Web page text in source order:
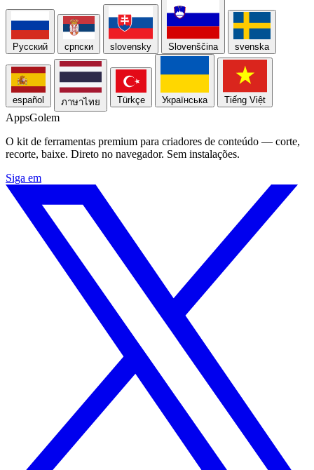
Русский српски slovensky Slovenščina svenska
español ภาษาไทย Türkçe Українська Tiếng Việt
AppsGolem
O kit de ferramentas premium para criadores de conteúdo — corte,
recorte, baixe. Direto no navegador. Sem instalações.
Siga em